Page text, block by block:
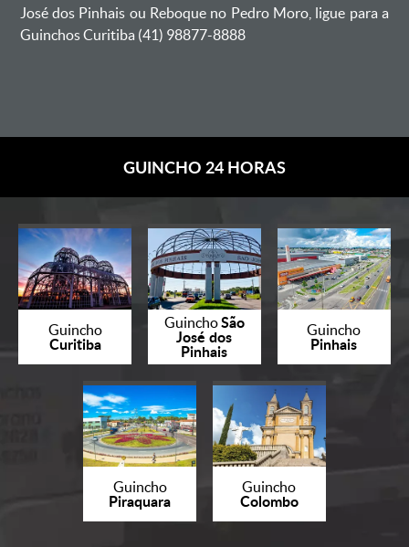
José dos Pinhais ou Reboque no Pedro Moro, ligue para a
Guinchos Curitiba (41) 98877-8888
GUINCHO 24 HORAS
Guincho
Curitiba
GuinchoSão
José dos
Pinhais
Guincho
Pinhais
Guincho
Piraquara
Guincho
Colombo